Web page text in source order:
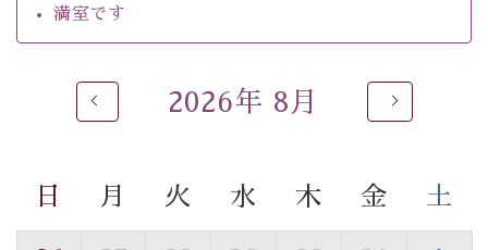
■お座敷風呂（大浴場）
温泉の成分に合わせ、防菌防カビの特殊素材の畳を使
※男性大浴場までのご移動には階段がございます。 予め
ご了承のほどお願いいたします。
満室です
2026年 8月
日 月 火 水 木 金 土